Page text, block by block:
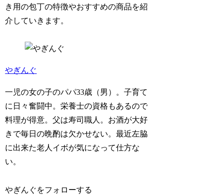
き用の包丁の特徴やおすすめの商品を紹
介していきます。
やぎんぐ
一児の女の子のパパ33歳（男）。子育て
に日々奮闘中。栄養士の資格もあるので
料理が得意。父は寿司職人。お酒が大好
きで毎日の晩酌は欠かせない。最近左脇
に出来た老人イボが気になって仕方な
い。
やぎんぐをフォローする